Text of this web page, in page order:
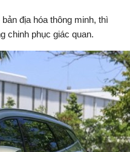
địa hóa thông minh, thì
chinh phục giác quan.